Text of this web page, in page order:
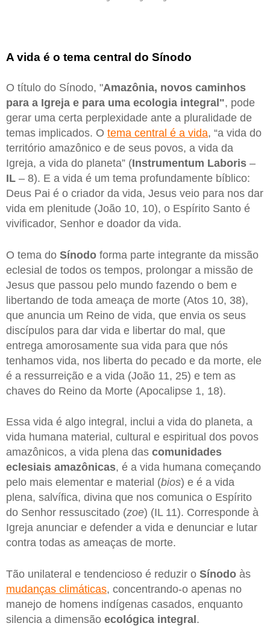
A vida é o tema central do Sínodo
O título do Sínodo, "Amazônia, novos caminhos
para a Igreja e para uma ecologia integral", pode
gerar uma certa perplexidade ante a pluralidade de
temas implicados. O tema central é a vida, “a vida do
território amazônico e de seus povos, a vida da
Igreja, a vida do planeta” (Instrumentum Laboris –
IL – 8). E a vida é um tema profundamente bíblico:
Deus Pai é o criador da vida, Jesus veio para nos dar
vida em plenitude (João 10, 10), o Espírito Santo é
vivificador, Senhor e doador da vida.
O tema do Sínodo forma parte integrante da missão
eclesial de todos os tempos, prolongar a missão de
Jesus que passou pelo mundo fazendo o bem e
libertando de toda ameaça de morte (Atos 10, 38),
que anuncia um Reino de vida, que envia os seus
discípulos para dar vida e libertar do mal, que
entrega amorosamente sua vida para que nós
tenhamos vida, nos liberta do pecado e da morte, ele
é a ressurreição e a vida (João 11, 25) e tem as
chaves do Reino da Morte (Apocalipse 1, 18).
Essa vida é algo integral, inclui a vida do planeta, a
vida humana material, cultural e espiritual dos povos
amazônicos, a vida plena das comunidades
eclesiais amazônicas, é a vida humana começando
pelo mais elementar e material (bios) e é a vida
plena, salvífica, divina que nos comunica o Espírito
do Senhor ressuscitado (zoe) (IL 11). Corresponde à
Igreja anunciar e defender a vida e denunciar e lutar
contra todas as ameaças de morte.
Tão unilateral e tendencioso é reduzir o Sínodo às
mudanças climáticas, concentrando-o apenas no
manejo de homens indígenas casados, enquanto
silencia a dimensão ecológica integral.